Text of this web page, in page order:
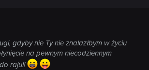
gdyby nie Ty nie znalazłbym w życiu
na pewnym niecodziennym
raju!!